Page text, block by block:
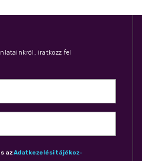
iratkozz fel
azAdat­ke­ze­lé­si tá­jé­koz­